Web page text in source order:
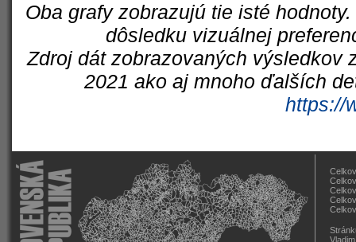
Oba grafy zobrazujú tie isté
dôsledku vizuálnej
Zdroj dát zobrazovaných výsledkov
2021 ako aj mnoho ďalších
https://